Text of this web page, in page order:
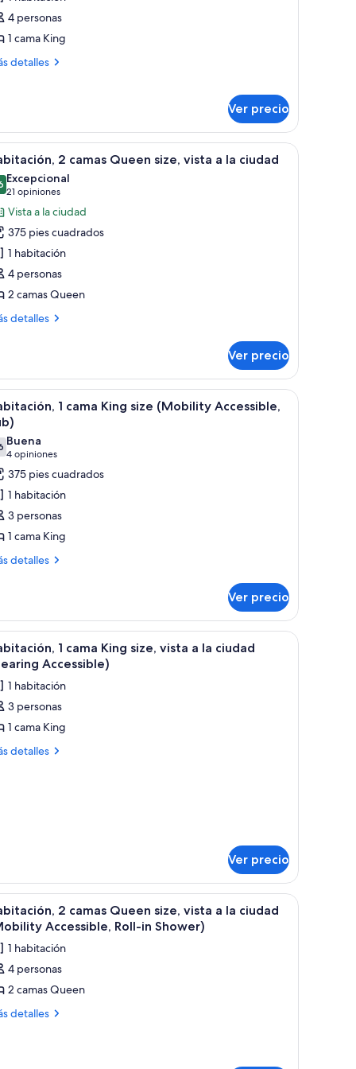
4 personas
1 cama King
detalles
Ver precio
a la ciudad.
un sofá, un escritorio y un televisor. Se ve la ciudad a través de la
Habitación de hotel con dos camas, un
11 2 camas Queen size, vista a la ciudad
de 10
Excepcional
21 opiniones
(21
opiniones)
Vista a la ciudad
375 pies cuadrados
1 habitación
4 personas
2 camas Queen
detalles
Ver precio
una silla, un televisor y un ventanal con vistas a la ciudad.
Habitación de hotel con una cama grande,
4
1 cama King size (Mobility Accessible,
de 10
Buena
4 opiniones
(4
opiniones)
375 pies cuadrados
1 habitación
3 personas
1 cama King
detalles
Ver precio
una silla, un televisor y un ventanal con vistas a la ciudad.
Una habitación de hotel con una cama
6
1 cama King size, vista a la ciudad
Accessible)
1 habitación
3 personas
1 cama King
detalles
Ver precio
una silla, un televisor y un ventanal con vistas a la ciudad.
Habitación de hotel con dos camas, un
11
2 camas Queen size, vista a la ciudad
Accessible, Roll-in Shower)
1 habitación
4 personas
2 camas Queen
detalles